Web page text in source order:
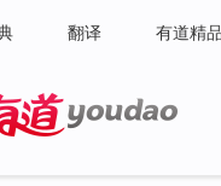
翻译 有道精